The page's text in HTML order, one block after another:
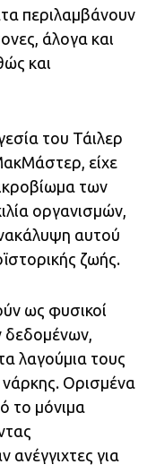
περιλαμβάνουν
άλογα και
και
του Τάιλερ
είχε
των
οργανισμών,
αυτού
ζωής.
ως φυσικοί
λαγούμια τους
νάρκης. Ορισμένα
το μόνιμα
για